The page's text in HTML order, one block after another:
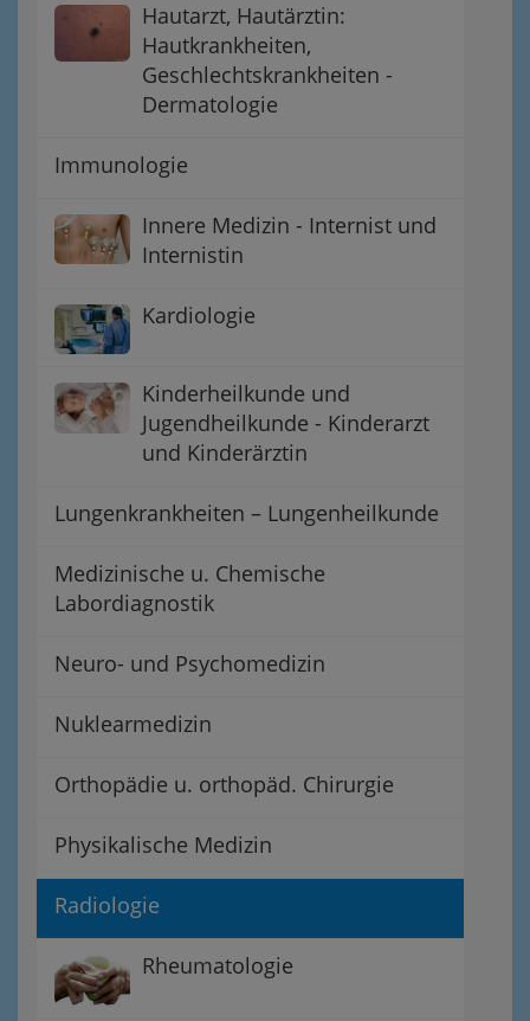
Hautarzt, Hautärztin:
Hautkrankheiten,
Geschlechtskrankheiten -
Dermatologie
Immunologie
Innere Medizin - Internist und
Internistin
Kardiologie
Kinderheilkunde und
Jugendheilkunde - Kinderarzt
und Kinderärztin
Lungenkrankheiten – Lungenheilkunde
Medizinische u. Chemische
Labordiagnostik
Neuro- und Psychomedizin
Nuklearmedizin
Orthopädie u. orthopäd. Chirurgie
Physikalische Medizin
Radiologie
Rheumatologie